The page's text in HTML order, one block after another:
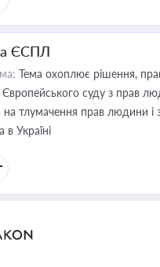
ЄСПЛ
Тема охоплює рішення,
суду з прав
тлумачення прав людини і
Україні